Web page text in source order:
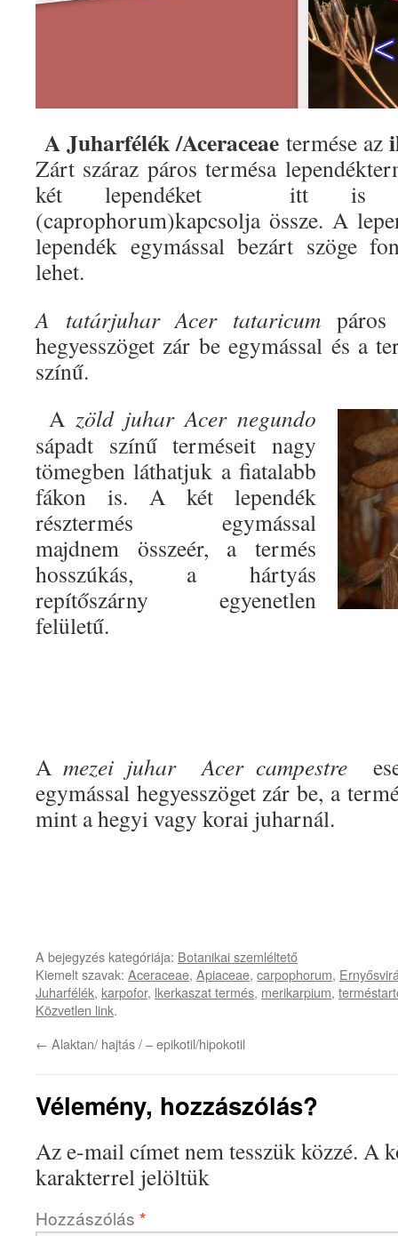
A Juharfélék /Aceraceae termése az
Zárt száraz páros termésa
két lependéket itt is
(caprophorum)kapcsolja össze. A
lependék egymással bezárt szöge
lehet.
A tatárjuhar Acer tataricum páros
hegyesszöget zár be egymással és a
színű.
A zöld juhar Acer negundo
sápadt színű terméseit nagy
tömegben láthatjuk a fiatalabb
fákon is. A két lependék
résztermés egymással
majdnem összeér, a termés
hosszúkás, a hártyás
repítőszárny egyenetlen
felületű.
Amezei juhar Acer campestre
egymással hegyesszöget zár be, a
mint a hegyi vagy korai juharnál.
A bejegyzés kategóriája: Botanikai szemléltető
Kiemelt szavak: Aceraceae, Apiaceae, carpophorum,
Juharfélék, karpofor, lkerkaszat termés, merikarpium,
Közvetlen link.
← Alaktan/ hajtás / – epikotil/hipokotil
Vélemény, hozzászólás?
Az e-mail címet nem tesszük közzé. A
karakterrel jelöltük
Hozzászólás *